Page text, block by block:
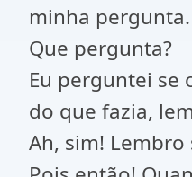
minha pergunta.
Que pergunta?
Eu perguntei se
do que fazia,
Ah, sim! Lembro